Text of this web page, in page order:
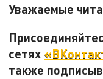
Уважаемые
сетях
также